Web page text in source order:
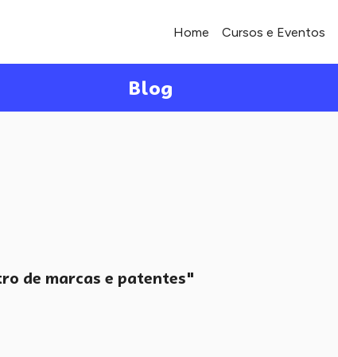
Home Cursos e Eventos
Blog
de marcas e patentes"